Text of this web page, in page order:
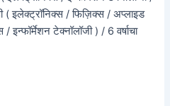
( इलेक्ट्रॉनिक्स / फिज़िक्स / अप्लाइड
इन्फॉर्मेशन टेक्नॉलॉजी ) / 6 वर्षाचा